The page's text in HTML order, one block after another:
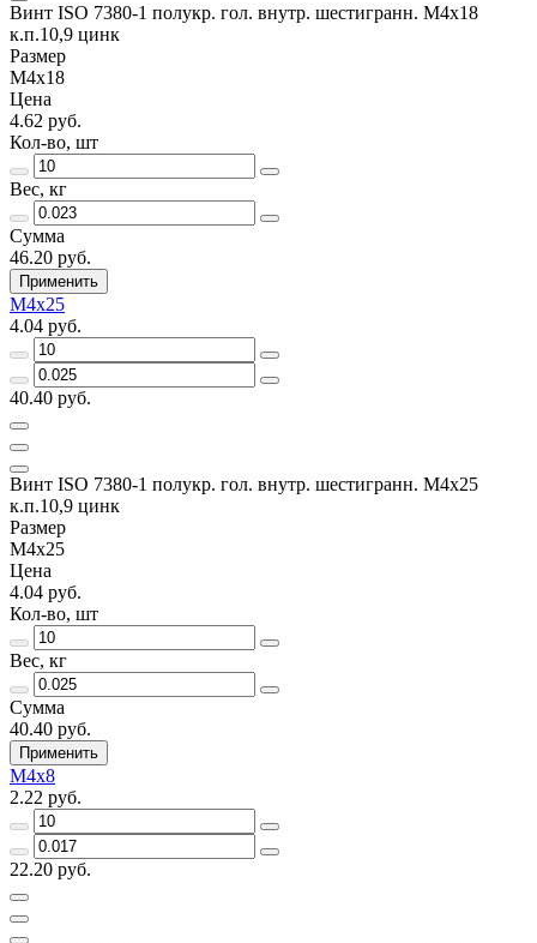
Винт ISO 7380-1 полукр. гол. внутр. шестигранн. М4х18
к.п.10,9 цинк
Размер
М4х18
Цена
4.62 руб.
Кол-во, шт
Вес, кг
Сумма
46.20 руб.
Применить
М4х25
4.04 руб.
40.40 руб.
Винт ISO 7380-1 полукр. гол. внутр. шестигранн. М4х25
к.п.10,9 цинк
Размер
М4х25
Цена
4.04 руб.
Кол-во, шт
Вес, кг
Сумма
40.40 руб.
Применить
М4х8
2.22 руб.
22.20 руб.